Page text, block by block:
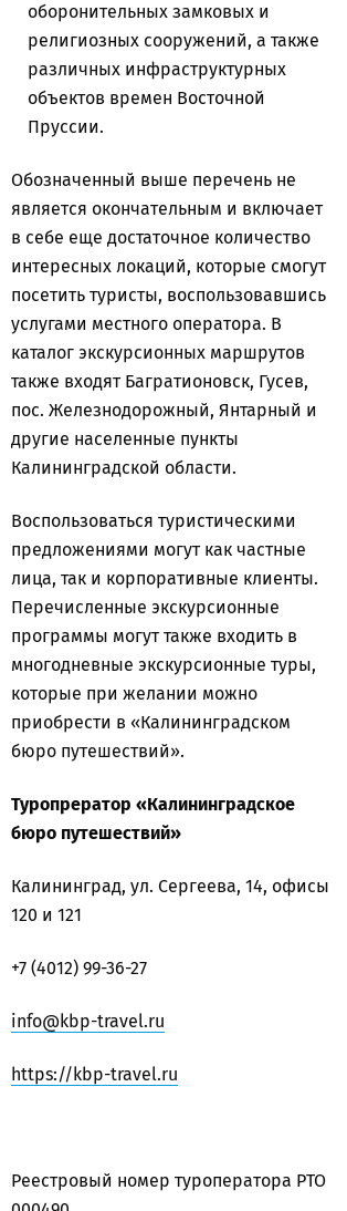
оборонительных замковых и
религиозных сооружений, а также
различных инфраструктурных
объектов времен Восточной
Пруссии.
Обозначенный выше перечень не
является окончательным и включает
в себе еще достаточное количество
интересных локаций, которые смогут
посетить туристы, воспользовавшись
услугами местного оператора. В
каталог экскурсионных маршрутов
также входят Багратионовск, Гусев,
пос. Железнодорожный, Янтарный и
другие населенные пункты
Калининградской области.
Воспользоваться туристическими
предложениями могут как частные
лица, так и корпоративные клиенты.
Перечисленные экскурсионные
программы могут также входить в
многодневные экскурсионные туры,
которые при желании можно
приобрести в «Калининградском
бюро путешествий».
Туропрератор «Калининградское
бюро путешествий»
Калининград, ул. Сергеева, 14, офисы
120 и 121
+7 (4012) 99-36-27
info@kbp-travel.ru
https://kbp-travel.ru
Реестровый номер туроператора РТО